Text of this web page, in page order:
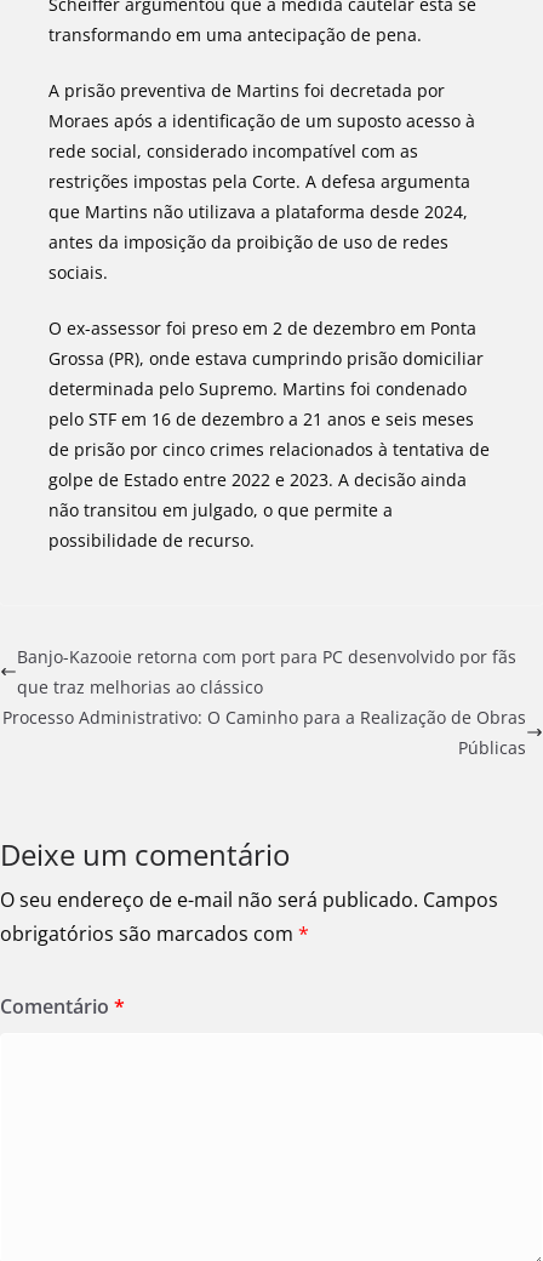
transformando em uma antecipação de pena.
A prisão preventiva de Martins foi decretada por
Moraes após a identificação de um suposto acesso à
rede social, considerado incompatível com as
restrições impostas pela Corte. A defesa argumenta
que Martins não utilizava a plataforma desde 2024,
antes da imposição da proibição de uso de redes
sociais.
O ex-assessor foi preso em 2 de dezembro em Ponta
Grossa (PR), onde estava cumprindo prisão domiciliar
determinada pelo Supremo. Martins foi condenado
pelo STF em 16 de dezembro a 21 anos e seis meses
de prisão por cinco crimes relacionados à tentativa de
golpe de Estado entre 2022 e 2023. A decisão ainda
não transitou em julgado, o que permite a
possibilidade de recurso.
Banjo-Kazooie retorna com port para PC desenvolvido por fãs
que traz melhorias ao clássico
Processo Administrativo: O Caminho para a Realização de Obras
Públicas
Deixe um comentário
O seu endereço de e-mail não será publicado. Campos
obrigatórios são marcados com *
Comentário *